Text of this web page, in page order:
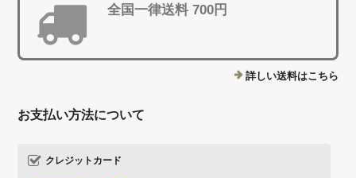
全国一律送料 700円
詳しい送料はこちら
お支払い方法について
クレジットカード